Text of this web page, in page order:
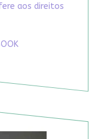
aos direitos